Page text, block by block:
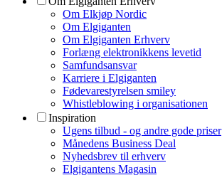
Om Elkjøp Nordic
Om Elgiganten
Om Elgiganten Erhverv
Forlæng elektronikkens levetid
Samfundsansvar
Karriere i Elgiganten
Fødevarestyrelsen smiley
Whistleblowing i organisationen
Inspiration
Ugens tilbud - og andre gode priser
Månedens Business Deal
Nyhedsbrev til erhverv
Elgigantens Magasin